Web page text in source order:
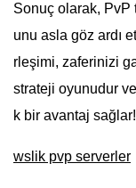
Sonuç olarak,
unu asla göz ardı
rleşimi, zaferinizi
strateji oyunudur
k bir avantaj sağlar!
wslik pvp serverler